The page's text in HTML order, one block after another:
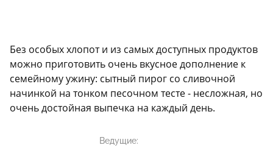
Без особых хлопот и из самых доступных продуктов
можно приготовить очень вкусное дополнение к
семейному ужину: сытный пирог со сливочной
начинкой на тонком песочном тесте - несложная, но
очень достойная выпечка на каждый день.
Ведущие: